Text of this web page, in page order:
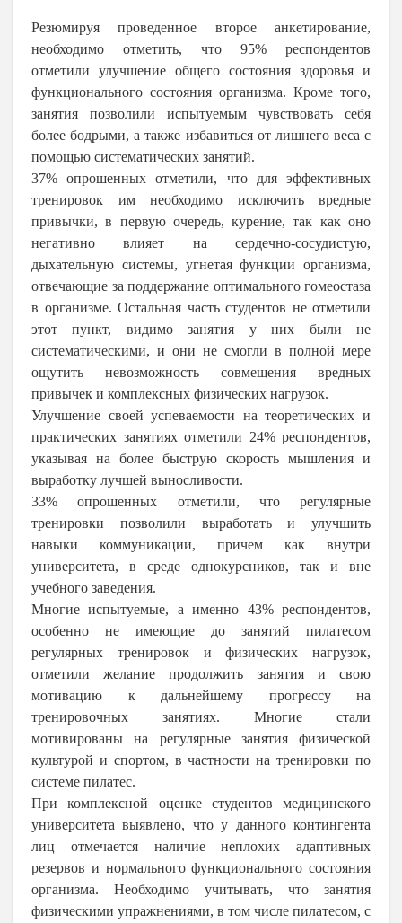
Резюмируя проведенное второе анкетирование,
необходимо отметить, что 95% респондентов
отметили улучшение общего состояния здоровья и
функционального состояния организма. Кроме того,
занятия позволили испытуемым чувствовать себя
более бодрыми, а также избавиться от лишнего веса с
помощью систематических занятий.
37% опрошенных отметили, что для эффективных
тренировок им необходимо исключить вредные
привычки, в первую очередь, курение, так как оно
негативно влияет на сердечно-сосудистую,
дыхательную системы, угнетая функции организма,
отвечающие за поддержание оптимального гомеостаза
в организме. Остальная часть студентов не отметили
этот пункт, видимо занятия у них были не
систематическими, и они не смогли в полной мере
ощутить невозможность совмещения вредных
привычек и комплексных физических нагрузок.
Улучшение своей успеваемости на теоретических и
практических занятиях отметили 24% респондентов,
указывая на более быструю скорость мышления и
выработку лучшей выносливости.
33% опрошенных отметили, что регулярные
тренировки позволили выработать и улучшить
навыки коммуникации, причем как внутри
университета, в среде однокурсников, так и вне
учебного заведения.
Многие испытуемые, а именно 43% респондентов,
особенно не имеющие до занятий пилатесом
регулярных тренировок и физических нагрузок,
отметили желание продолжить занятия и свою
мотивацию к дальнейшему прогрессу на
тренировочных занятиях. Многие стали
мотивированы на регулярные занятия физической
культурой и спортом, в частности на тренировки по
системе пилатес.
При комплексной оценке студентов медицинского
университета выявлено, что у данного контингента
лиц отмечается наличие неплохих адаптивных
резервов и нормального функционального состояния
организма. Необходимо учитывать, что занятия
физическими упражнениями, в том числе пилатесом, с